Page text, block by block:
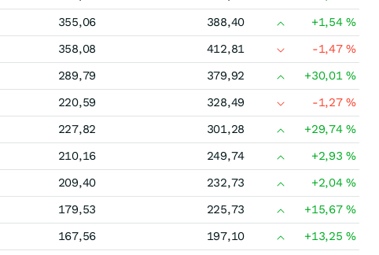
355,06 388,40 +1,54%
358,08 412,81 -1,47%
289,79 379,92 +30,01%
220,59 328,49 -1,27%
227,82 301,28 +29,74%
210,16 249,74 +2,93%
209,40 232,73 +2,04%
179,53 225,73 +15,67%
167,56 197,10 +13,25%